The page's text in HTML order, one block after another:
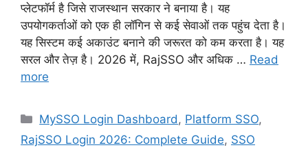
प्लेटफॉर्म है जिसे राजस्थान सरकार ने बनाया है। यह
उपयोगकर्ताओं को एक ही लॉगिन से कई सेवाओं तक पहुंच देता है।
यह सिस्टम कई अकाउंट बनाने की जरूरत को कम करता है। यह
सरल और तेज़ है। 2026 में, RajSSO और अधिक … Read
more
Categories
MySSO Login Dashboard , Platform SSO,
RajSSO Login 2026: Complete Guide, SSO